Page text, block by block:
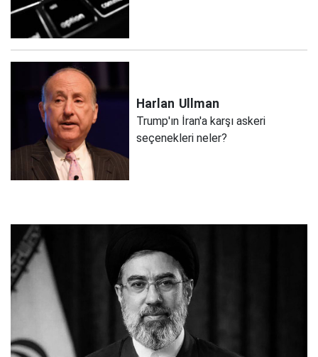
Harlan Ullman
Trump'ın İran'a karşı askeri
seçenekleri neler?